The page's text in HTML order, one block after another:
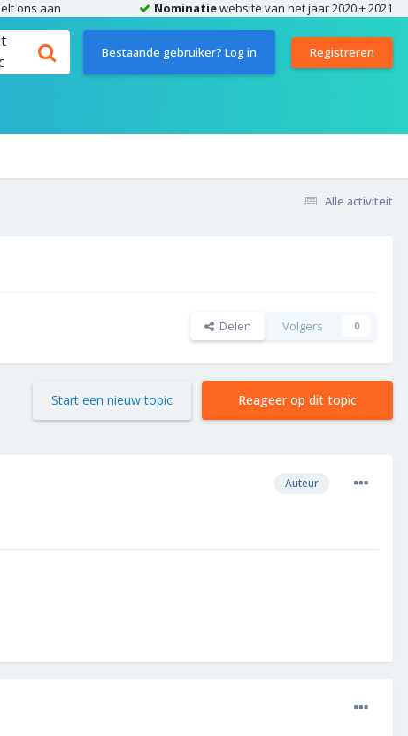
ons aan Nominatiewebsite van het jaar 2020 + 2021
Bestaande gebruiker? Log in Registreren
Alle activiteit
Delen Volgers 0
Reageer op dit topic
Start een nieuw topic
Auteur